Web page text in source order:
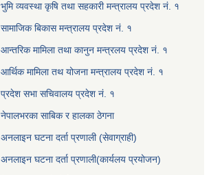
भुमि व्यवस्था कृषि तथा सहकारी मन्त्रालय प्रदेश नं. १
सामाजिक बिकास मन्त्रालय प्रदेश नं. १
आन्तरिक मामिला तथा कानुन मन्त्रलय प्रदेश नं. १
आर्थिक मामिला तथ योजना मन्त्रालय प्रदेश नं. १
प्रदेश सभा सचिवालय प्रदेश नं. १
नेपालभरका साबिक र हालका ठेगना
अनलाइन घटना दर्ता प्रणाली (सेवाग्राही)
अनलाइन घटना दर्ता प्रणाली(कार्यलय प्रयोजन)